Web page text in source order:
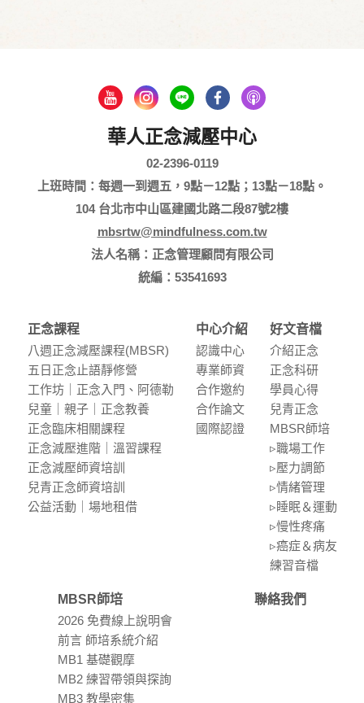
華人正念減壓中心
02-2396-0119
上班時間：每週一到週五，9點－12點；13點－18點。
104 台北市中山區建國北路二段87號2樓
mbsrtw@mindfulness.com.tw
法人名稱：正念管理顧問有限公司
統編：53541693
正念課程
八週正念減壓課程(MBSR)
五⽇正念⽌語靜修營
⼯作坊｜正念入門、阿德勒
兒童｜親⼦｜正念教養
正念臨床相關課程
正念減壓進階｜溫習課程
正念減壓師資培訓
兒青正念師資培訓
公益活動｜場地租借
中心介紹
認識中⼼
專業師資
合作邀約
合作論⽂
國際認證
好文音檔
介紹正念
正念科研
學員⼼得
兒青正念
MBSR師培
▹職場⼯作
▹壓⼒調節
▹情緒管理
▹睡眠＆運動
▹慢性疼痛
▹癌症＆病友
練習⾳檔
MBSR師培
2026 免費線上說明會
前言 師培系統介紹
MB1 基礎觀摩
MB2 練習帶領與探詢
MB3 教學密集
聯絡我們